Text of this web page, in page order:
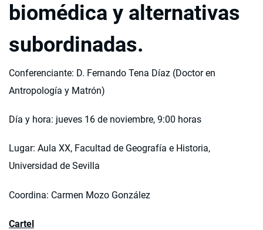
biomédica y alternativas
subordinadas.
Conferenciante: D. Fernando Tena Díaz (Doctor en
Antropología y Matrón)
Día y hora: jueves 16 de noviembre, 9:00 horas
Lugar: Aula XX, Facultad de Geografía e Historia,
Universidad de Sevilla
Coordina: Carmen Mozo González
Cartel